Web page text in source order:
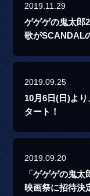
2019.11.29
ゲゲゲの鬼太郎
歌がSCANDAL
2019.09.25
10月6日(日)よ
タート！
2019.09.20
「ゲゲゲの鬼
映画祭に招待決